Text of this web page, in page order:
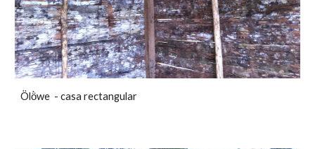
Ölö̀we  - casa rectangular